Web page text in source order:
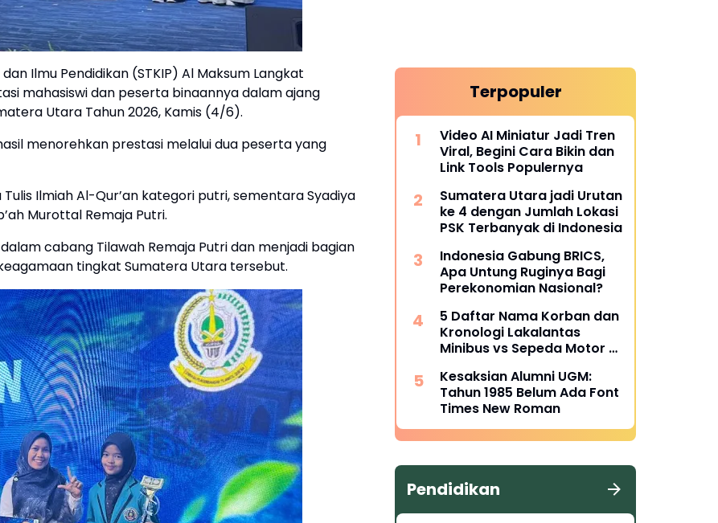
Ilmu Pendidikan (STKIP) Al Maksum Langkat
mahasiswi dan peserta binaannya dalam ajang
Utara Tahun 2026, Kamis (4/6).
menorehkan prestasi melalui dua peserta yang
Ilmiah Al-Qur’an kategori putri, sementara Syadiya
Murottal Remaja Putri.
cabang Tilawah Remaja Putri dan menjadi bagian
tingkat Sumatera Utara tersebut.
Terpopuler
Video AI Miniatur Jadi Tren
Viral, Begini Cara Bikin dan
Link Tools Populernya
Sumatera Utara jadi Urutan
ke 4 dengan Jumlah Lokasi
PSK Terbanyak di Indonesia
Indonesia Gabung BRICS,
Apa Untung Ruginya Bagi
Perekonomian Nasional?
5 Daftar Nama Korban dan
Kronologi Lakalantas
Minibus vs Sepeda Motor di
Kesaksian Alumni UGM:
Tahun 1985 Belum Ada Font
Times New Roman
Pendidikan